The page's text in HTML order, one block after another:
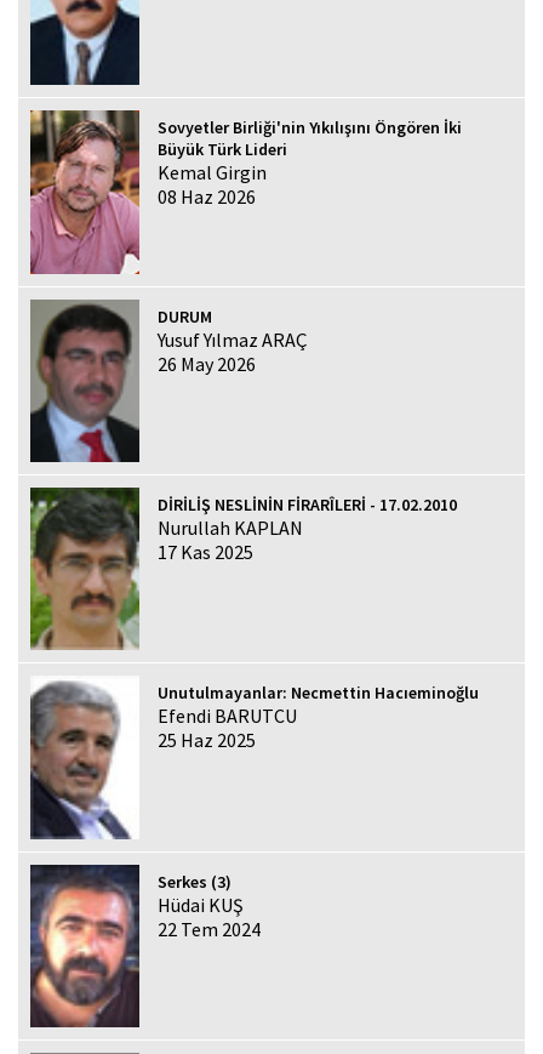
Sovyetler Birliği'nin Yıkılışını Öngören İki
Büyük Türk Lideri
Kemal Girgin
08 Haz 2026
DURUM
Yusuf Yılmaz ARAÇ
26 May 2026
DİRİLİŞ NESLİNİN FİRARÎLERİ - 17.02.2010
Nurullah KAPLAN
17 Kas 2025
Unutulmayanlar: Necmettin Hacıeminoğlu
Efendi BARUTCU
25 Haz 2025
Serkes (3)
Hüdai KUŞ
22 Tem 2024